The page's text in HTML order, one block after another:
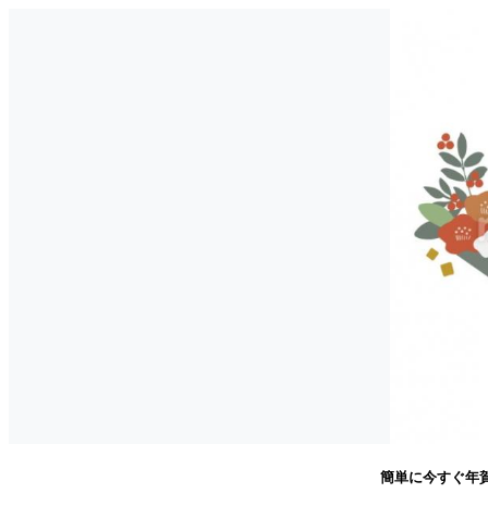
簡単に今すぐ年